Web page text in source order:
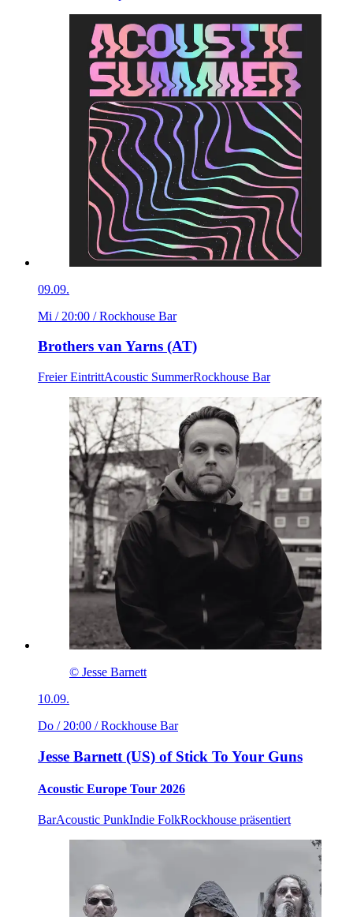
09.09.
Mi / 20:00 / Rockhouse Bar
Brothers van Yarns (AT)
Freier EintrittAcoustic SummerRockhouse Bar
© Jesse Barnett
10.09.
Do / 20:00 / Rockhouse Bar
Jesse Barnett (US) of Stick To Your Guns
Acoustic Europe Tour 2026
BarAcoustic PunkIndie FolkRockhouse präsentiert